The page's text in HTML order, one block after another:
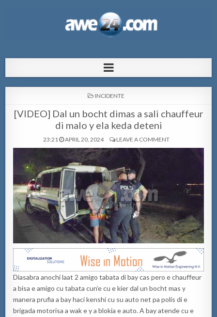
pa Aruba
POSTED
INCIDENTE
[VIDEO] Dal un bocht dimas a sali chauffeur
di malo y ela keda deteni
23:21 APRIL 20, 2024 LEAVE A COMMENT
Diasabra anochi laat 2 amigo tabata di bay cas pero e chauffeur
a bisa e amigo cu tabata cun’e cu e kier dal un bocht mas y
manera prufia a bay haci kenshi cu su auto net pa polis di e
brigada motorisa a wak e y a blokia e auto. A bay atende cu e